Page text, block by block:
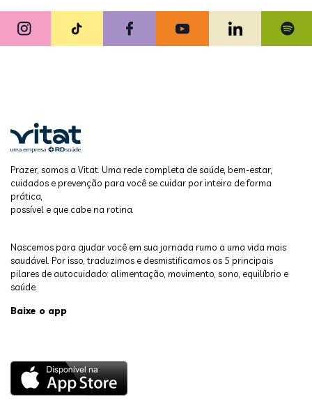
Prazer, somos a Vitat. Uma rede completa de saúde, bem-estar,
cuidados e prevenção para você se cuidar por inteiro de forma
prática,
possível e que cabe na rotina.
Nascemos para ajudar você em sua jornada rumo a uma vida mais
saudável. Por isso, traduzimos e desmistificamos os 5 principais
pilares de autocuidado: alimentação, movimento, sono, equilíbrio e
saúde.
Baixe o app